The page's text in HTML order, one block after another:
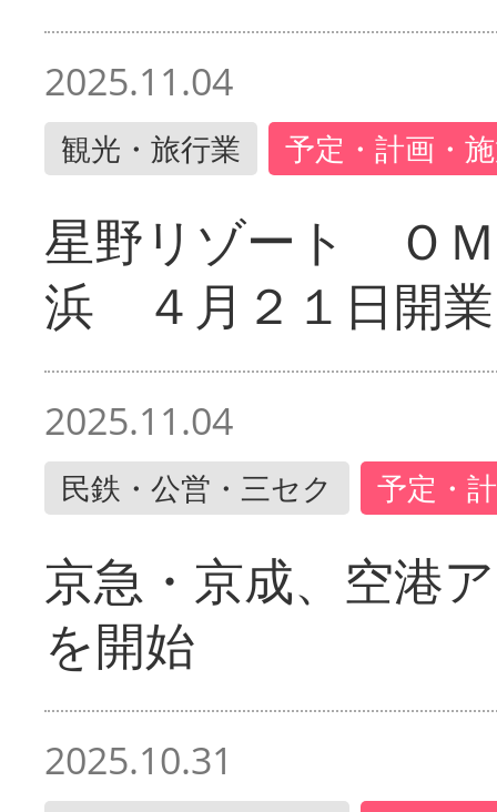
2025.11.04
観光・旅行業 予定・計画・
星野リゾート Ｏ
浜 ４月２１日開業
2025.11.04
民鉄・公営・三セク 予定・
京急・京成、空港
を開始
2025.10.31